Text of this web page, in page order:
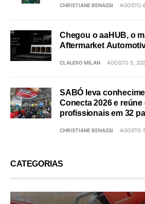
CHRISTIANE BENASSI AGOSTO
Chegou o aaHUB, o
Aftermarket
CLAUDIO MILAN AGOSTO 5,
SABÓ leva
Conecta 2026 e reúne
profissionais em 32
CHRISTIANE BENASSI AGOSTO
CATEGORIAS